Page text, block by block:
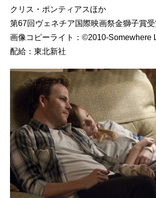
クリス・ポンティアスほか
第67回ヴェネチア国際映画祭金獅子賞受
画像コピーライト：©2010-Somewhere
配給：東北新社